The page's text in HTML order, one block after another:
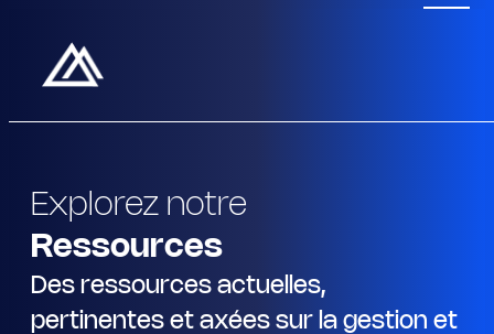
Explorez notre
Ressources
Des ressources actuelles,
pertinentes et axées sur la gestion et